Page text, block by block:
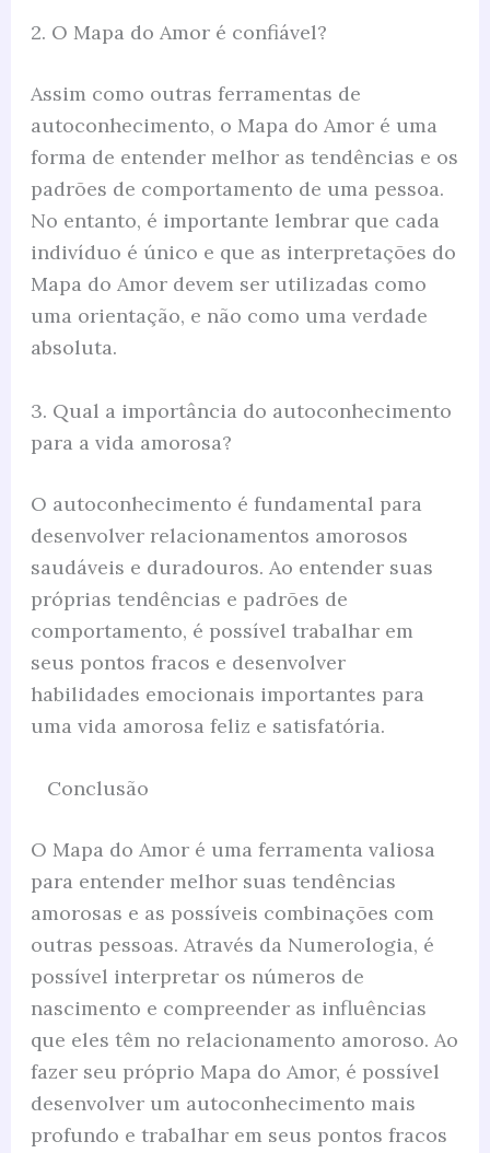
2. O Mapa do Amor é confiável?
Assim como outras ferramentas de
autoconhecimento, o Mapa do Amor é uma
forma de entender melhor as tendências e os
padrões de comportamento de uma pessoa.
No entanto, é importante lembrar que cada
indivíduo é único e que as interpretações do
Mapa do Amor devem ser utilizadas como
uma orientação, e não como uma verdade
absoluta.
3. Qual a importância do autoconhecimento
para a vida amorosa?
O autoconhecimento é fundamental para
desenvolver relacionamentos amorosos
saudáveis e duradouros. Ao entender suas
próprias tendências e padrões de
comportamento, é possível trabalhar em
seus pontos fracos e desenvolver
habilidades emocionais importantes para
uma vida amorosa feliz e satisfatória.
Conclusão
O Mapa do Amor é uma ferramenta valiosa
para entender melhor suas tendências
amorosas e as possíveis combinações com
outras pessoas. Através da Numerologia, é
possível interpretar os números de
nascimento e compreender as influências
que eles têm no relacionamento amoroso. Ao
fazer seu próprio Mapa do Amor, é possível
desenvolver um autoconhecimento mais
profundo e trabalhar em seus pontos fracos